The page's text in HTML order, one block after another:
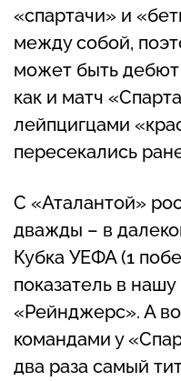
«спартачи» и
между собой,
может быть дебют
как и матч
лейпцигцами
пересекались
С «Аталантой»
дважды – в
Кубка УЕФА (1
показатель в
«Рейнджерс». А
командами у
два раза самый